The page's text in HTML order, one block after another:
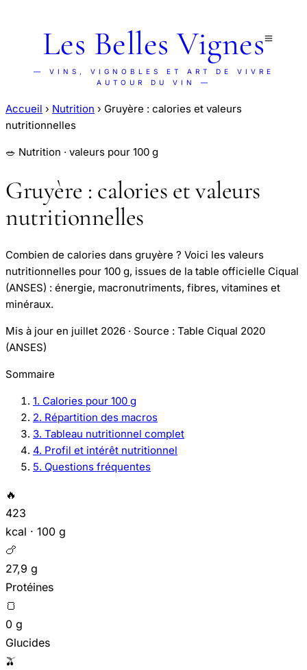
Les Belles Vignes
— VINS, VIGNOBLES ET ART DE VIVRE
AUTOUR DU VIN —
Accueil › Nutrition › Gruyère : calories et valeurs
nutritionnelles
🥗 Nutrition · valeurs pour 100 g
Gruyère : calories et valeurs
nutritionnelles
Combien de calories dans gruyère ? Voici les valeurs
nutritionnelles pour 100 g, issues de la table officielle Ciqual
(ANSES) : énergie, macronutriments, fibres, vitamines et
minéraux.
Mis à jour en juillet 2026 · Source : Table Ciqual 2020
(ANSES)
Sommaire
1. Calories pour 100 g
2. Répartition des macros
3. Tableau nutritionnel complet
4. Profil et intérêt nutritionnel
5. Questions fréquentes
🔥
423
kcal · 100 g
🍗
27,9 g
Protéines
🍞
0 g
Glucides
🫒